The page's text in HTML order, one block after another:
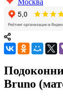
Москва
Bruno